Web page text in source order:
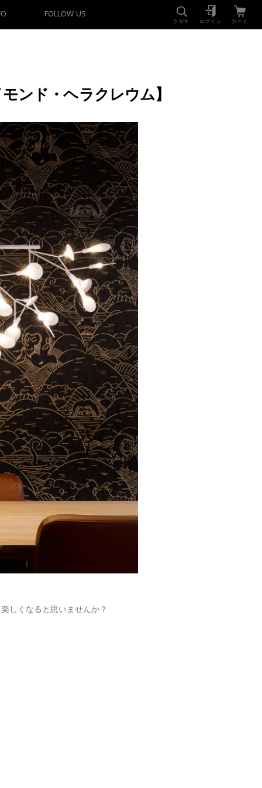
さがす ログイン カート
FOLLOW US
ンド・ヘラクレウム】
しくなると思いませんか？